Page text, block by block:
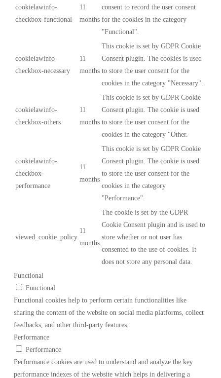
cookielawinfo-
checkbox-functional
11
months
consent to record the user consent
for the cookies in the category
"Functional".
cookielawinfo-
checkbox-necessary
11
months
This cookie is set by GDPR Cookie
Consent plugin. The cookies is used
to store the user consent for the
cookies in the category "Necessary".
cookielawinfo-
checkbox-others
11
months
This cookie is set by GDPR Cookie
Consent plugin. The cookie is used
to store the user consent for the
cookies in the category "Other.
cookielawinfo-
checkbox-
performance
11
months
This cookie is set by GDPR Cookie
Consent plugin. The cookie is used
to store the user consent for the
cookies in the category
"Performance".
viewed_cookie_policy
11
months
The cookie is set by the GDPR
Cookie Consent plugin and is used to
store whether or not user has
consented to the use of cookies. It
does not store any personal data.
Functional
Functional
Functional cookies help to perform certain functionalities like
sharing the content of the website on social media platforms, collect
feedbacks, and other third-party features.
Performance
Performance
Performance cookies are used to understand and analyze the key
performance indexes of the website which helps in delivering a